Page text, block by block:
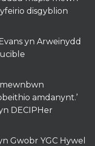
disgyblion
yn Arweinydd
mewnbwn
amdanynt.’
DECIPHer
Gwobr YGC Hywel